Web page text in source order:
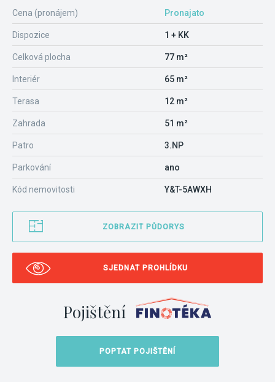
Cena (pronájem) Pronajato
Dispozice 1 + KK
Celková plocha 77 m²
Interiér 65 m²
Terasa 12 m²
Zahrada 51 m²
Patro 3.NP
Parkování ano
Kód nemovitosti Y&T-5AWXH
ZOBRAZIT PŮDORYS
SJEDNAT PROHLÍDKU
Pojištění
POPTAT POJIŠTĚNÍ